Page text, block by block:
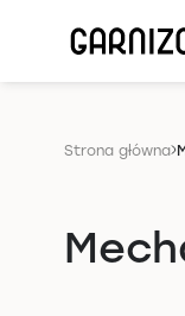
Strona główna